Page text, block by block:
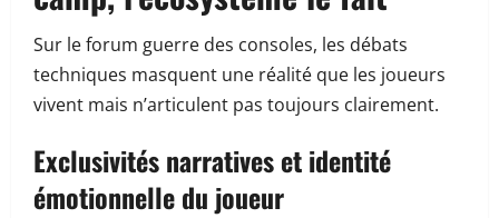
Sur le forum guerre des consoles, les débats
techniques masquent une réalité que les joueurs
vivent mais n’articulent pas toujours clairement.
Exclusivités narratives et identité
émotionnelle du joueur